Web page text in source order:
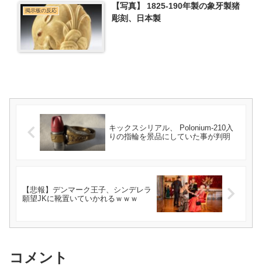
掲示板の反応
【写真】 1825-190年製の象牙製猪
彫刻、日本製
キックスシリアル、 Polonium-210入
りの指輪を景品にしていた事が判明
【悲報】デンマーク王子、シンデレラ
願望JKに靴置いていかれるｗｗｗ
コメント